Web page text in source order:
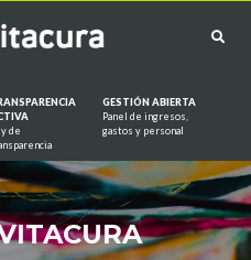
de
GESTIÓN ABIERTA
Panel de ingresos,
gastos y personal